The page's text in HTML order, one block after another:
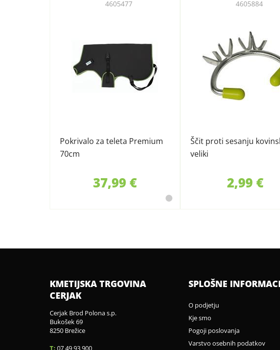
Pokrivalo za teleta Premium
70cm
4605477
37,99 €
Ščit proti sesanju
veliki
4605884
2,99 €
KMETIJSKA TRGOVINA
CERJAK
Cerjak Brod Polona s.p.
Bukošek 69
8250 Brežice
T: 07 49 93 900
SPLOŠNE
O podjetju
Kje smo
Pogoji poslovanja
Varstvo osebnih podatkov